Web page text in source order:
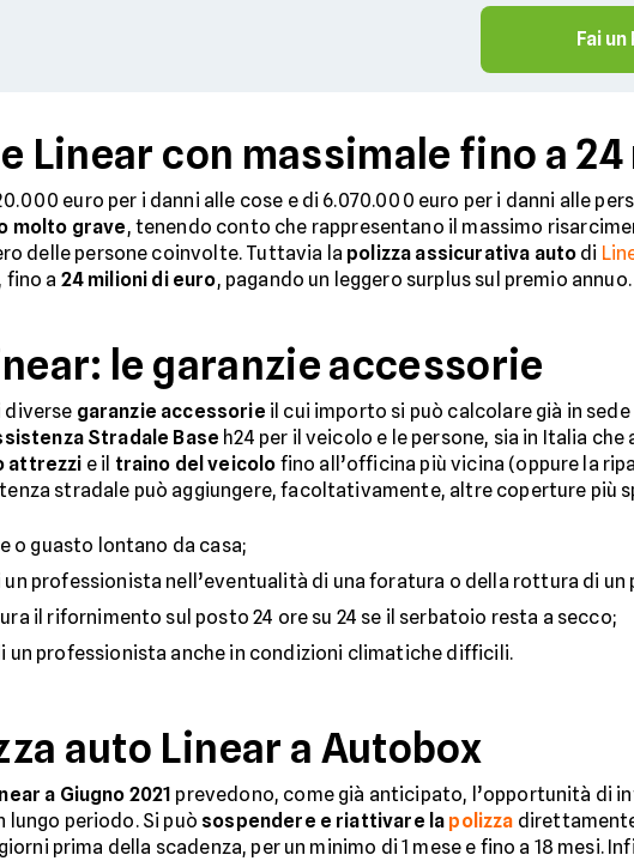
Fai un
Linear con massimale fino a
euro per i danni alle cose e di 6.070.000 euro per i danni alle
molto grave, tenendo conto che rappresentano il massimo
delle persone coinvolte. Tuttavia la polizza assicurativa auto di
fino a 24 milioni di euro, pagando un leggero surplus sul premio annuo.
le garanzie accessorie
diverse garanzie accessorie il cui importo si può calcolare già in sede
Stradale Base h24 per il veicolo e le persone, sia in Italia
attrezzi e il traino del veicolo fino all’officina più vicina (oppure la
stradale può aggiungere, facoltativamente, altre coperture più
o guasto lontano da casa;
professionista nell’eventualità di una foratura o della rottura di un
il rifornimento sul posto 24 ore su 24 se il serbatoio resta a secco;
un professionista anche in condizioni climatiche difficili.
auto Linear a Autobox
a Giugno 2021 prevedono, come già anticipato, l’opportunità di
lungo periodo. Si può sospendere e riattivare la polizza
prima della scadenza, per un minimo di 1 mese e fino a 18 mesi.